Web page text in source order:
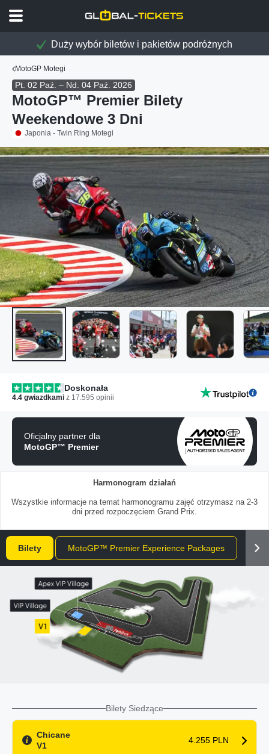
Duży wybór biletów i pakietów podróżnych
MotoGP Motegi
Pt. 02 Paź. – Nd. 04 Paź. 2026
MotoGP™ Premier Bilety
Weekendowe 3 Dni
Japonia - Twin Ring Motegi
Doskonała
4.4 gwiazdkami z 17.595 opinii
Oficjalny partner dla
MotoGP™ Premier
Harmonogram działań
Wszystkie informacje na temat harmonogramu zajęć otrzymasz na 2-3
dni przed rozpoczęciem Grand Prix.
Bilety MotoGP™ Premier Experience Packages
Bilety Siedzące
Chicane
V1
4.255 PLN